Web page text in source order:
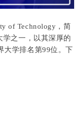
of Technology，简
学之一，以其深厚的
大学排名第99位。下